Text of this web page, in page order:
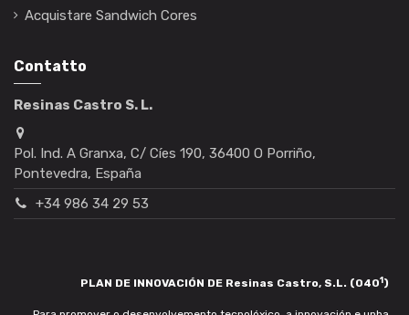
Acquistare Sandwich Cores
Contatto
Resinas Castro S. L.
Pol. Ind. A Granxa, C/ Cíes 190, 36400 O Porriño,
Pontevedra, España
+34 986 34 29 53
PLAN DE INNOVACIÓN DE Resinas Castro, S.L. (0401)